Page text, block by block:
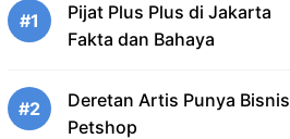
#1
Pijat Plus Plus di Jakarta
Fakta dan Bahaya
#2
Deretan Artis Punya Bisnis
Petshop